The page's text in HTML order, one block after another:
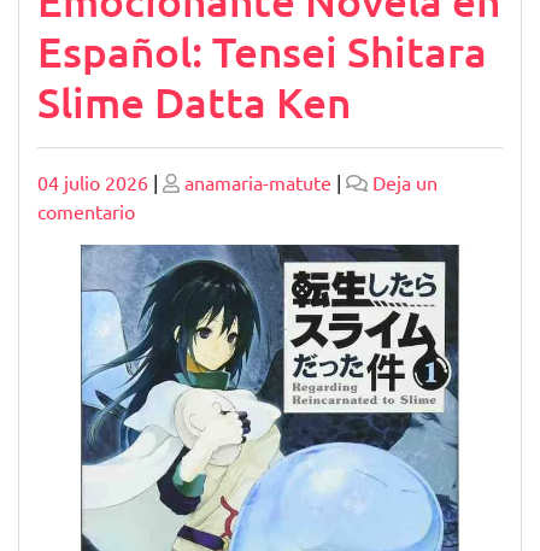
Español: Tensei Shitara
Slime Datta Ken
Publicado
04 julio 2026 | Publicado
anamaria-matute |
Deja un
comentarioen
Descubre
la
Emocionante
Novela
en
Español:
Tensei
Shitara
Slime
Datta